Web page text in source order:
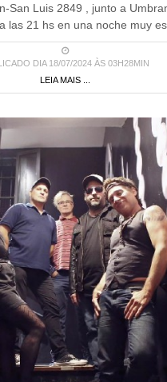
San Luis 2849 , junto a
las 21 hs en una noche muy
DIA 18/07/2024 ÀS 03H28MIN
LEIA MAIS ...